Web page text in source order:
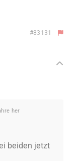
#83131
her
beiden jetzt